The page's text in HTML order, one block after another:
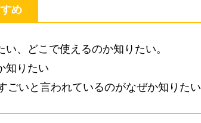
め
い、どこで使えるのか知りたい。
知りたい
ごいと言われているのがなぜか知りたい